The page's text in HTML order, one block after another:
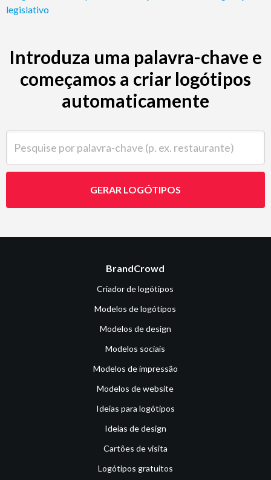
legislativo
Introduza uma palavra-chave e
começamos a criar logótipos
automaticamente
GERAR LOGÓTIPOS
BrandCrowd
Criador de logótipos
Modelos de logótipos
Modelos de design
Modelos sociais
Modelos de impressão
Modelos de website
Ideias para logótipos
Ideias de design
Cartões de visita
Logótipos gratuitos